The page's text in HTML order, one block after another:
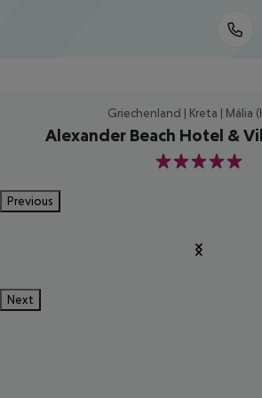
Griechenland | Kreta | Mália
Alexander Beach Hotel &
5
Previous
Next